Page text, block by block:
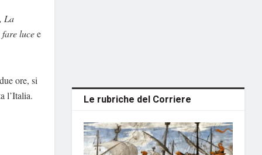
La
lucee
ore, si
l’Italia.
Le rubriche del Corriere